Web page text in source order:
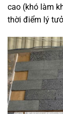
cao (khó làm
thời điểm lý